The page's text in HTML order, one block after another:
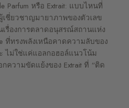
Parfum หรือ Extrait: แบบไหนที่
ชี่ยวชาญมายาภาพของตัวเลข
เรื่องการตลาดอนุสรณ์สถานแห่ง
ที่ทรงพลังเหนือคาดความลับของ
ไม่ใช่แค่แอลกอฮอล์แนวโน้ม
ความขัดแย้งของ Extrait ที่ “ติด